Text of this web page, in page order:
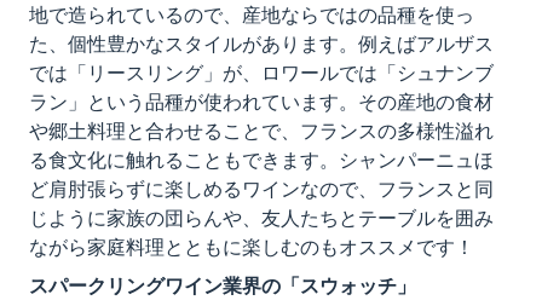
地で造られているので、産地ならではの品種を使っ
た、個性豊かなスタイルがあります。例えばアルザス
では「リースリング」が、ロワールでは「シュナンブ
ラン」という品種が使われています。その産地の食材
や郷土料理と合わせることで、フランスの多様性溢れ
る食文化に触れることもできます。シャンパーニュほ
ど肩肘張らずに楽しめるワインなので、フランスと同
じように家族の団らんや、友人たちとテーブルを囲み
ながら家庭料理とともに楽しむのもオススメです！
スパークリングワイン業界の「スウォッチ」